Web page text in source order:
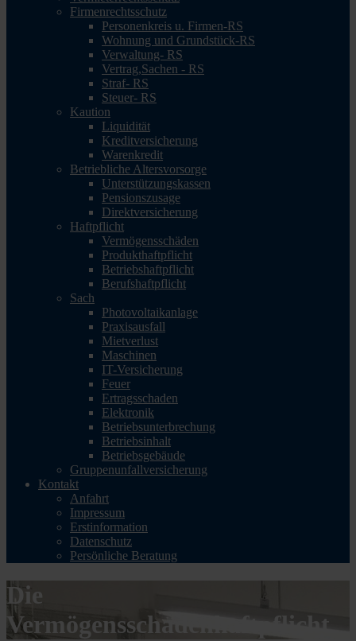
Firmenrechtsschutz
Personenkreis u. Firmen-RS
Wohnung und Grundstück-RS
Verwaltung- RS
Vertrag,Sachen - RS
Straf- RS
Steuer- RS
Kaution
Liquidität
Kreditversicherung
Warenkredit
Betriebliche Altersvorsorge
Unterstützungskassen
Pensionszusage
Direktversicherung
Haftpflicht
Vermögensschäden
Produkthaftpflicht
Betriebshaftpflicht
Berufshaftpflicht
Sach
Photovoltaikanlage
Praxisausfall
Mietverlust
Maschinen
IT-Versicherung
Feuer
Ertragsschaden
Elektronik
Betriebsunterbrechung
Betriebsinhalt
Betriebsgebäude
Gruppenunfallversicherung
Kontakt
Anfahrt
Impressum
Erstinformation
Datenschutz
Persönliche Beratung
Die
Vermögensschadenhaftpflicht